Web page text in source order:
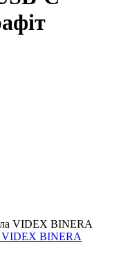
VIDEX BINERA